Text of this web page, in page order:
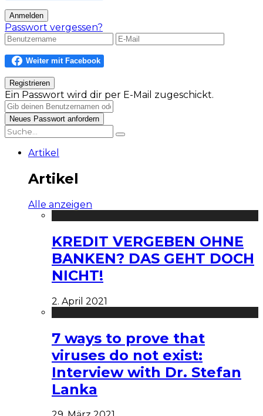
Passwort vergessen?
Ein Passwort wird dir per E-Mail zugeschickt.
Artikel
Artikel
Alle anzeigen
KREDIT VERGEBEN OHNE
BANKEN? DAS GEHT DOCH
NICHT!
2. April 2021
7 ways to prove that
viruses do not exist:
Interview with Dr. Stefan
Lanka